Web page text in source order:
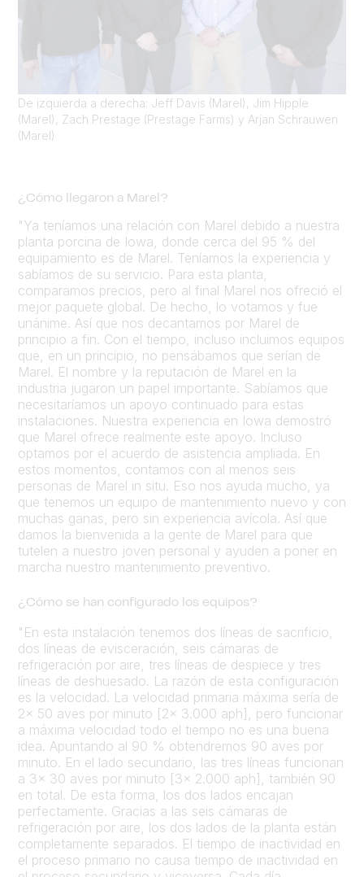
De izquierda a derecha: Jeff Davis (Marel), Jim Hipple
(Marel), Zach Prestage (Prestage Farms) y Arjan Schrauwen
(Marel)
¿Cómo llegaron a Marel?
"Ya teníamos una relación con Marel debido a nuestra
planta porcina de Iowa, donde cerca del 95 % del
equipamiento es de Marel. Teníamos la experiencia y
sabíamos de su servicio. Para esta planta,
comparamos precios, pero al final Marel nos ofreció el
mejor paquete global. De hecho, lo votamos y fue
unánime. Así que nos decantamos por Marel de
principio a fin. Con el tiempo, incluso incluimos equipos
que, en un principio, no pensábamos que serían de
Marel. El nombre y la reputación de Marel en la
industria jugaron un papel importante. Sabíamos que
necesitaríamos un apoyo continuado para estas
instalaciones. Nuestra experiencia en Iowa demostró
que Marel ofrece realmente este apoyo. Incluso
optamos por el acuerdo de asistencia ampliada. En
estos momentos, contamos con al menos seis
personas de Marel in situ. Eso nos ayuda mucho, ya
que tenemos un equipo de mantenimiento nuevo y con
muchas ganas, pero sin experiencia avícola. Así que
damos la bienvenida a la gente de Marel para que
tutelen a nuestro joven personal y ayuden a poner en
marcha nuestro mantenimiento preventivo.
¿Cómo se han configurado los equipos?
"En esta instalación tenemos dos líneas de sacrificio,
dos líneas de evisceración, seis cámaras de
refrigeración por aire, tres líneas de despiece y tres
líneas de deshuesado. La razón de esta configuración
es la velocidad. La velocidad primaria máxima sería de
2x 50 aves por minuto [2x 3.000 aph], pero funcionar
a máxima velocidad todo el tiempo no es una buena
idea. Apuntando al 90 % obtendremos 90 aves por
minuto. En el lado secundario, las tres líneas funcionan
a 3x 30 aves por minuto [3x 2.000 aph], también 90
en total. De esta forma, los dos lados encajan
perfectamente. Gracias a las seis cámaras de
refrigeración por aire, los dos lados de la planta están
completamente separados. El tiempo de inactividad en
el proceso primario no causa tiempo de inactividad en